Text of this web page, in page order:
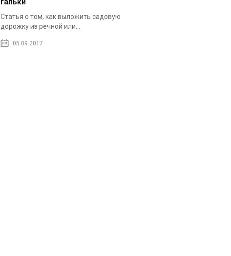
Статья о том, как выложить садовую
дорожку из речной или...
05.09.2017